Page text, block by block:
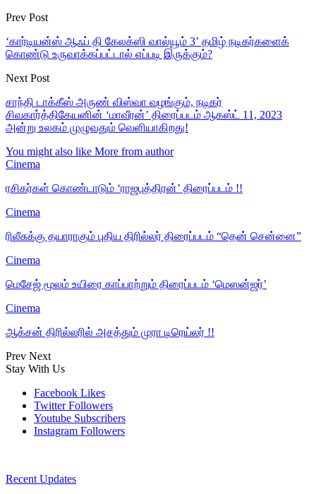
Prev Post
‘கார்டியன்ஸ் ஆஃப் தி கேலக்ஸி வால்யூம் 3’ தமிழ் நடிகர்களைக்
கொண்டு உருவாக்கப்பட்டால் எப்படி இருக்கும்?
Next Post
சாந்தி டாக்கீஸ் அருண் விஸ்வா வழங்கும், நடிகர்
சிவகார்த்திகேயனின் ‘மாவீரன்’ திரைப்படம் ஆகஸ்ட் 11, 2023
அன்று உலகம் முழுவதும் வெளியாகிறது!
You might also like More from author
Cinema
ரசிகர்கள் கொண்டாடும் ‘ராஜபுத்திரன்’ திரைப்படம் !!
Cinema
ரிலீசுக்கு தயாராகும் புதிய திரில்லர் திரைப்படம் “தென் சென்னை”
Cinema
மெசேஜ் மூலம் உயிரை காப்பாற்றும் திரைப்படம் ‘மெஸன்ஜர்’
Cinema
ஆக்சன் திரில்லரில் அசத்தும் முரா டிரெய்லர் !!
Prev Next
Stay With Us
Facebook Likes
Twitter Followers
Youtube Subscribers
Instagram Followers
Recent Updates